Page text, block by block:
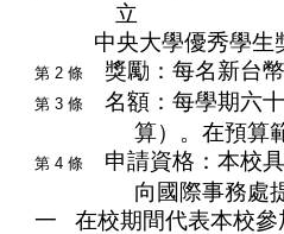
立
中央大學優秀學生
第 2 條 獎勵：每名新台
第 3 條
名額：每學期六
算）。在預算
第 4 條
申請資格：本校
向國際事務處
一
在校期間代表本校